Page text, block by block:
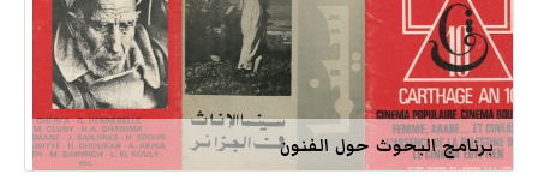
برنامج البحوث حول الفنون